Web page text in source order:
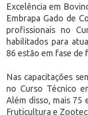
Excelência em
Embrapa Gado de
profissionais no
habilitados para
86 estão em fase de
Nas capacitações
no Curso Técnico
Além disso, mais 75
Fruticultura e